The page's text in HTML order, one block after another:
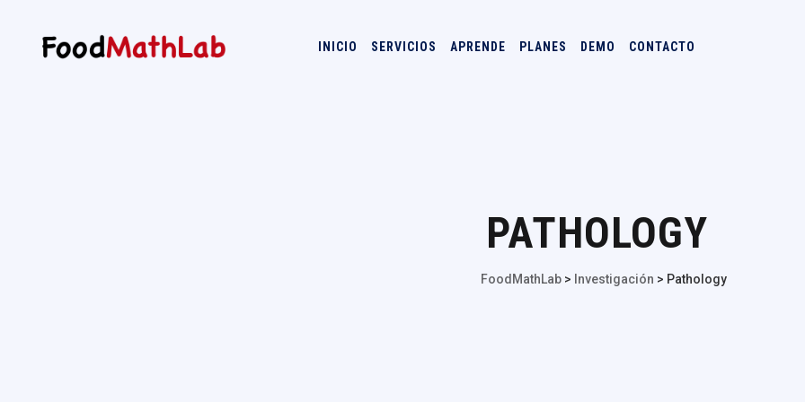
INICIO SERVICIOS APRENDE PLANES DEMO CONTACTO
PATHOLOGY
FoodMathLab > Investigación > Pathology